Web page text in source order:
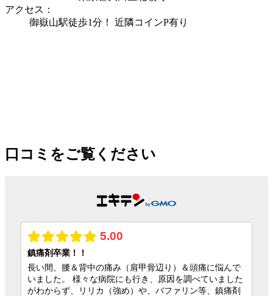
アクセス：
御嶽山駅徒歩1分！ 近隣コインP有り
口コミをご覧ください